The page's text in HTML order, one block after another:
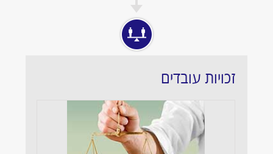
זכויות עובדים